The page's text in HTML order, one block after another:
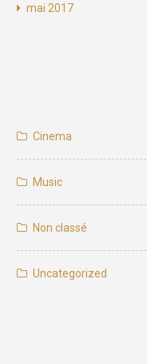
mai 2017
Cinema
Music
Non classé
Uncategorized